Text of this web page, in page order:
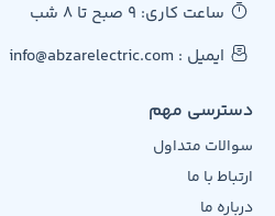
ساعت کاری: 9 صبح تا 8 شب
ایمیل : info@abzarelectric.com
دسترسی مهم
سوالات متداول
ارتباط با ما
درباره ما